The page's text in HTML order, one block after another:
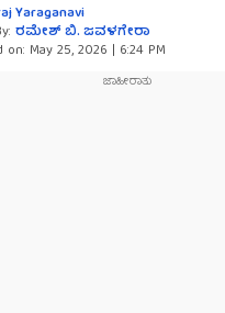
Yaraganavi
ರಮೇಶ್ ಬಿ. ಜವಳಗೇರಾ
on: May 25, 2026 | 6:24 PM